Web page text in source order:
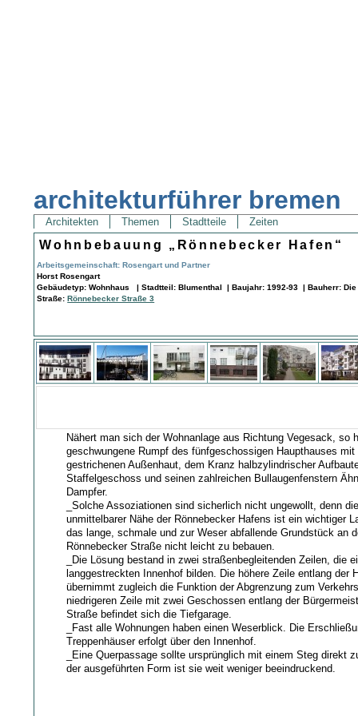
architekturführer bremen
Architekten Themen Stadtteile Zeiten
Wohnbebauung „Rönnebecker Hafen“
Arbeitsgemeinschaft: Rosengart und Partner
Horst Rosengart
Gebäudetyp: Wohnhaus | Stadtteil: Blumenthal | Baujahr: 1992-93 | Bauherr:
Straße:Rönnebecker Straße 3
Nähert man sich der Wohnanlage aus Richtung Vegesack, so
geschwungene Rumpf des fünfgeschossigen Haupthauses
gestrichenen Außenhaut, dem Kranz halbzylindrischer
Staffelgeschoss und seinen zahlreichen Bullaugenfenstern
Dampfer.
_Solche Assoziationen sind sicherlich nicht ungewollt, denn
unmittelbarer Nähe der Rönnebecker Hafens ist ein wichtiger
das lange, schmale und zur Weser abfallende Grundstück an
Rönnebecker Straße nicht leicht zu bebauen.
_Die Lösung bestand in zwei straßenbegleitenden Zeilen, die
langgestreckten Innenhof bilden. Die höhere Zeile entlang der
übernimmt zugleich die Funktion der Abgrenzung zum
niedrigeren Zeile mit zwei Geschossen entlang der
Straße befindet sich die Tiefgarage.
_Fast alle Wohnungen haben einen Weserblick. Die
Treppenhäuser erfolgt über den Innenhof.
_Eine Querpassage sollte ursprünglich mit einem Steg direkt
der ausgeführten Form ist sie weit weniger beeindruckend.